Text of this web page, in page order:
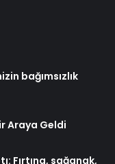
bağımsızlık
Araya Geldi
Fırtına, sağanak,